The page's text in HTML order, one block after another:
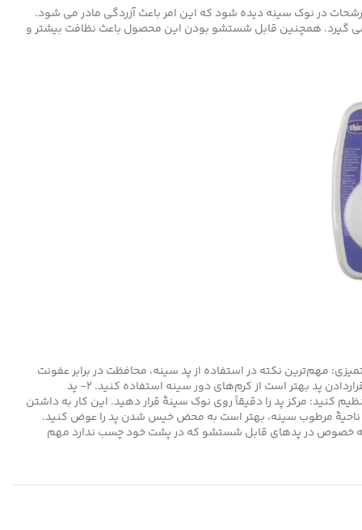
در نوک سینه دیده شود که این امر باعث آزردگی مادر می شود.
می گیرد. همچنین قابل شستشو بودن این محصول باعث نظافت بیشتر و
از یک سوتین استفاده کنید. برای قرار دادن پد در سوتین به ترتیب زیر عمل کنید: ۱ – پاکسازی و تمیزی: مهم‌ترین نکته در استفاده از پد سینه، محافظت در برابر عفونت
است. برای جلوگیری از رشد باکتری، نوک سینه‌ را قبل از استفادهٔ پد تمیز و خشک کنید. اگر نوک سینه، زخم یا دچار حساسیت شده، قبل از قراردادن پد بهتر است از کرم‌های دور سینه استفاده کنید. ۲- پد
پدهای شیردهی قابل شست‌وشو، دقت کنید که پد کاملاً خشک باشد. ۳ – پد را روی سینه تنظیم کنید: مرکز پد را دقیقاً روی نوک سینۀ قرار دهید. این کار به داشتن
از رشد باکتری‌ها در ناحیۀ مرطوب سینه، بهتر است به محض خیس‌ شدن پد را عوض کنید.
به‌ خصوص در پدهای قابل شستشو که در پشت خود چسب ندارد مهم